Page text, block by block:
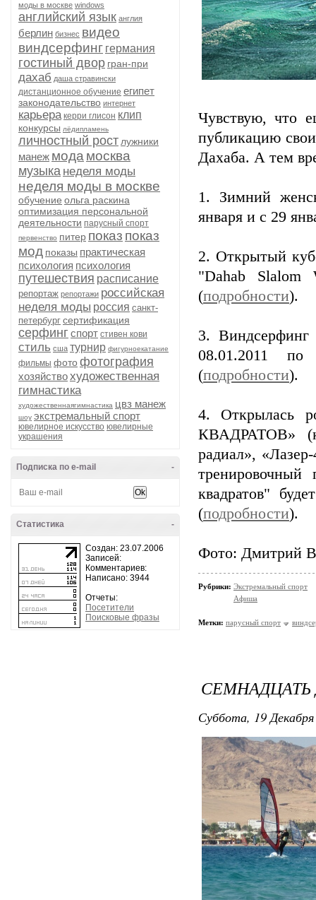
моды в москве windows
английский язык англия
берлин бизнес видео
виндсерфинг германия
гостиный двор гран-при
дахаб даша стравински
дистанционное обучение египет
законодательство интернет
карьера керри глисон клип
конкурсы лёдипламень
личностный рост лужники
манеж мода москва
музыка неделя моды
неделя моды в москве
обучение ольга раскина
оптимизация персональной
деятельности парусный спорт
первенство питер показ показ
мод показы практическая
психология психология
путешествия расписание
репортаж репортажи российская
неделя моды россия санкт-
петербург сертификация
серфинг спорт стивен кови
стиль сша турнир фигурноекатание
фильмы фотофотография
хозяйствохудожественная
гимнастика
художественнаягимнастика цвз манеж
шоу экстремальный спорт
ювелирное искусство ювелирные
украшения
-
Подписка по e-mail
-
Статистика
Создан: 23.07.2006
Записей:
Комментариев:
Написано: 3944
Отчеты:
Посетители
Поисковые фразы
Чувствую, что
публикацию
Дахаба. А тем
1. Зимний
января и с 29
2. Открытый
"Dahab
(подробности).
3. Виндсерфинг
08.01.2011
(подробности).
4. Открылась
КВАДРАТОВ»
радиал»,
квадратов"
(подробности).
Фото: Дмитрий
Рубрики: Экстремальный спорт
Афиша
Метки: парусный спорт
СЕМНАДЦАТЬ
Суббота, 19